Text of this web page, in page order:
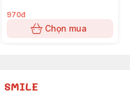
970đ
Chọn mua
SMILE